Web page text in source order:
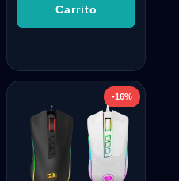
Carrito
-16%